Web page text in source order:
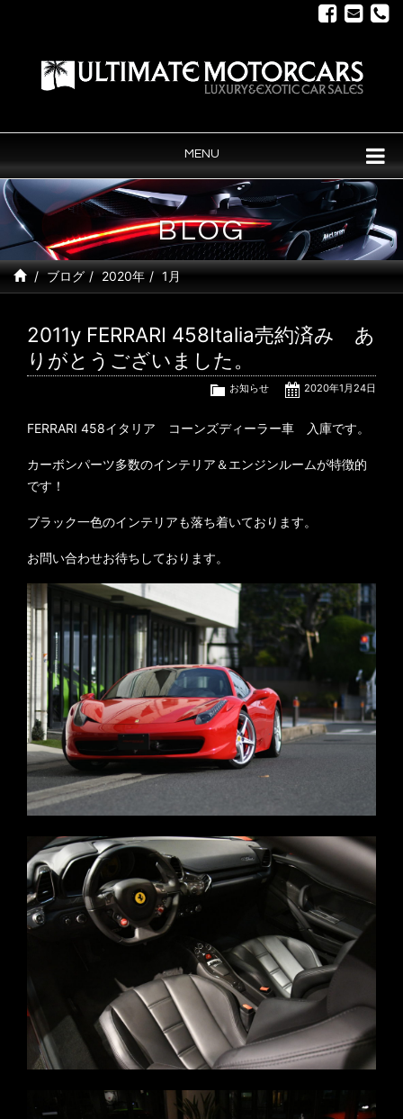
MENU
BLOG
ブログ 2020年 1月
2011y FERRARI 458Italia売約済み あ
りがとうございました。
2020年1月24日
お知らせ
FERRARI 458イタリア コーンズディーラー車 入庫です。
カーボンパーツ多数のインテリア＆エンジンルームが特徴的
です！
ブラック一色のインテリアも落ち着いております。
お問い合わせお待ちしております。